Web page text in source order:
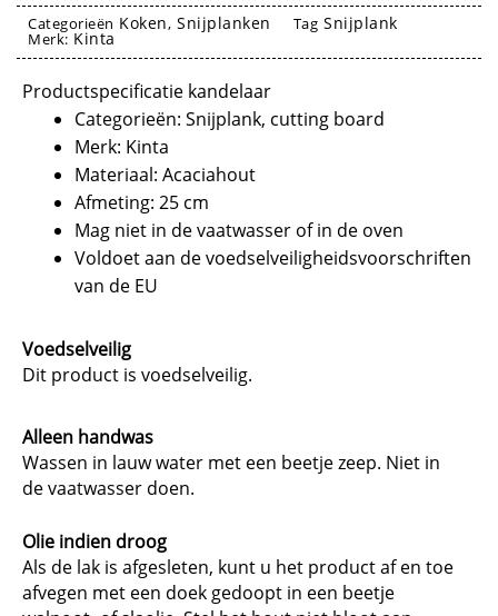
-
Kinta
Categorieën Koken,Snijplanken Tag Snijplank
Merk: Kinta
Productspecificatie kandelaar
Categorieën: Snijplank, cutting board
Merk: Kinta
Materiaal: Acaciahout
Afmeting: 25 cm
Mag niet in de vaatwasser of in de oven
Voldoet aan de voedselveiligheidsvoorschriften
van de EU
Voedselveilig
Dit product is voedselveilig.
Alleen handwas
Wassen in lauw water met een beetje zeep. Niet in
de vaatwasser doen.
Olie indien droog
Als de lak is afgesleten, kunt u het product af en toe
afvegen met een doek gedoopt in een beetje